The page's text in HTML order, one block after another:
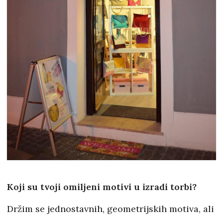
Koji su tvoji omiljeni motivi u izradi torbi?
Držim se jednostavnih, geometrijskih motiva, ali